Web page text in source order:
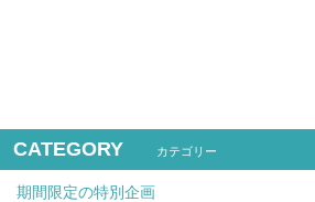
CATEGORY カテゴリー
期間限定の特別企画